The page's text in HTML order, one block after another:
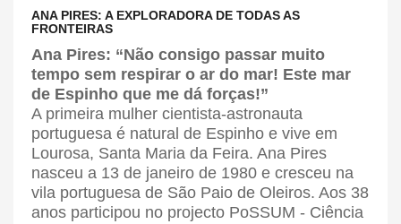
ANA PIRES: A EXPLORADORA DE TODAS AS
FRONTEIRAS
Ana Pires: “Não consigo passar muito
tempo sem respirar o ar do mar! Este mar
de Espinho que me dá forças!”
A primeira mulher cientista-astronauta
portuguesa é natural de Espinho e vive em
Lourosa, Santa Maria da Feira. Ana Pires
nasceu a 13 de janeiro de 1980 e cresceu na
vila portuguesa de São Paio de Oleiros. Aos 38
anos participou no projecto PoSSUM - Ciência